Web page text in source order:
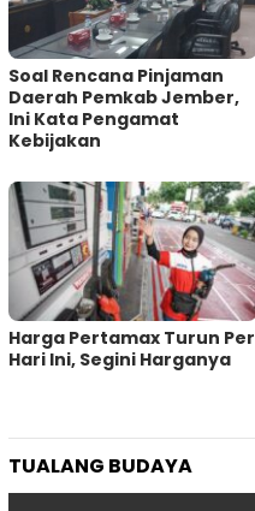
‎Soal Rencana Pinjaman
Daerah Pemkab Jember,
Ini Kata Pengamat
Kebijakan ‎
Harga Pertamax Turun Per
Hari Ini, Segini Harganya
TUALANG BUDAYA